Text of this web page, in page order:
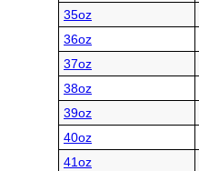
35oz
36oz
37oz
38oz
39oz
40oz
41oz